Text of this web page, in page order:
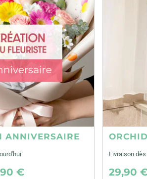
ANNIVERSAIRE
€
Livraison
29,90